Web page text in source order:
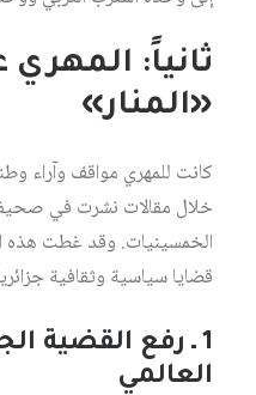
ثانياً:
«المنار»
كانت للمهري مواقف وآراء
خلال مقالات نشرت في صحيفة
الخمسينيات. وقد غطت هذه
قضايا سياسية وثقافية
1 ـ رفع القضية
العالمي